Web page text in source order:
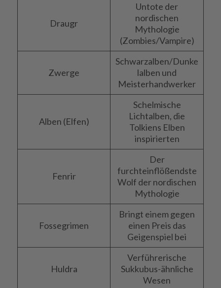
Draugr
Untote der
nordischen
Mythologie
(Zombies/Vampire)
Zwerge
Schwarzalben/Dunke
lalben und
Meisterhandwerker
Alben (Elfen)
Schelmische
Lichtalben, die
Tolkiens Elben
inspirierten
Fenrir
Der
furchteinflößendste
Wolf der nordischen
Mythologie
Fossegrimen
Bringt einem gegen
einen Preis das
Geigenspiel bei
Huldra
Verführerische
Sukkubus-ähnliche
Wesen